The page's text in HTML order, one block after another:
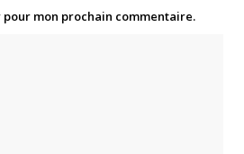
mon prochain commentaire.